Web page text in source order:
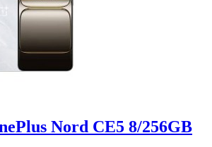
Nord CE5 8/256GB